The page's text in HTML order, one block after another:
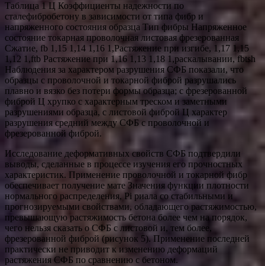
Таблица 1 Ц Коэффициенты надежности по
сталефибробетону в зависимости от типа фибр и
напряженного состояния образца Тип фибры Напряженное
состояние токарная проволочная листовая фрезерованная
Сжатие, fb 1,15 1,14 1,16 1,Растяжение при изгибе, 1,17 1,15
1,12 1,ftb Растяжение при 1,16 1,13 1,18 1,раскалывании, fbtsh
Наблюдения за характером разрушения СФБ показали, что
образцы с проволочной и токарной фиброй разрушались
плавно и вязко без потери формы образца; с фрезерованной
фиброй Ц хрупко с характерным треском и заметными
разрушениями образца, с листовой фиброй Ц характер
разрушения средний между СФБ с проволочной и
фрезерованной фиброй.
Исследование деформативных свойств СФБ подтвердили
выводы, сделанные в процессе изучения его прочностных
характеристик. Применение проволочной и токарной фибр
обеспечивает получение мате Значения функции плотности
нормального распределения, Pi риала со стабильными и
прогнозируемыми свойствами, обладающего растяжимостью,
превышающую растяжимость бетона более чем на порядок,
чего нельзя сказать о СФБ с листовой и, тем более,
фрезерованной фиброй (рисунок 5). Применение последней
практически не приводит к изменению деформаций
растяжения СФБ по сравнению с бетоном.